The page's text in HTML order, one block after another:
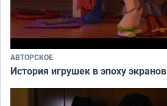
АВТОРСКОЕ
История игрушек в эпоху экранов